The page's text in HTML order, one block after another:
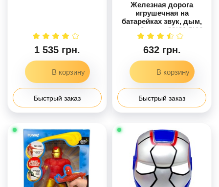
1 535 грн.
Быстрый заказ
Железная дорога
игрушечная на
батарейках звук, дым,
свет, 3 вида, 22*31,5*16
см
632 грн.
Быстрый заказ